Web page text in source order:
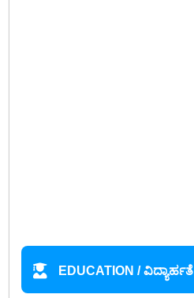
EDUCATION / ವಿದ್ಯಾರ್ಹತೆ